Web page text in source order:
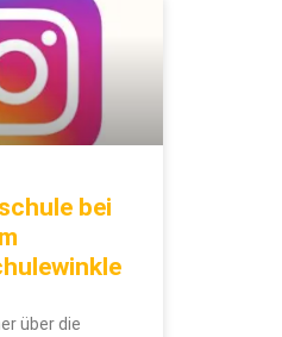
bei
über die